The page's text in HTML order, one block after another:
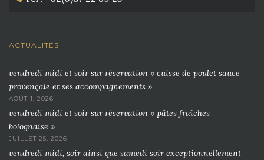
ACTUALITÉS
vendredi midi et soir sur réservation « cuisse de poulet sauce
provençale et ses accompagnements »
AOÛT 1, 2026
vendredi midi et soir sur réservation « pâtes fraîches
bolognaise »
JUILLET 25, 2026
vendredi midi, soir ainsi que samedi soir exceptionnellement